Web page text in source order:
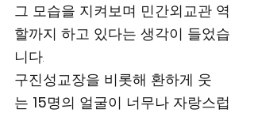
그 모습을 지켜보며 민간외교관 역
할까지 하고 있다는 생각이 들었습
니다.
구진성교장을 비롯해 환하게 웃
는 15명의 얼굴이 너무나 자랑스럽